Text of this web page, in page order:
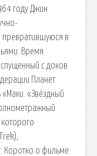
году Джин
превратившуюся в
Время
с доков
Планет
«Звёздный
Коротко о фильме